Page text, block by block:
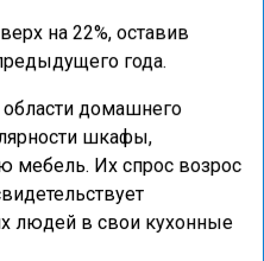
на 22%, оставив
года.
домашнего
шкафы,
мебель. Их спрос возрос
людей в свои кухонные